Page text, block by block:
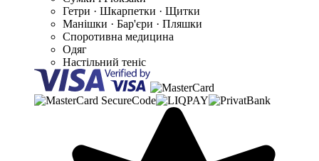
Гетри · Шкарпетки · Щитки
Манішки · Бар'єри · Пляшки
Споротивна медицина
Одяг
Настільний теніс